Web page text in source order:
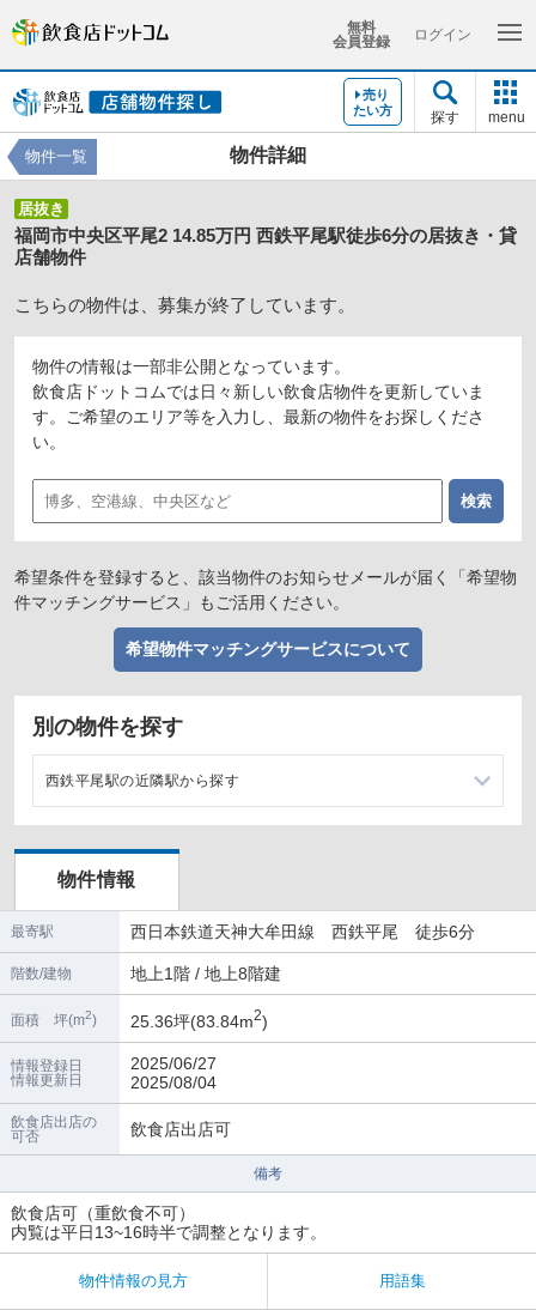
無料
会員登録
ログイン
売り
たい方
探す menu
物件詳細
物件一覧
居抜き
福岡市中央区平尾2 14.85万円 西鉄平尾駅徒歩6分の居抜き・貸
店舗物件
こちらの物件は、募集が終了しています。
物件の情報は一部非公開となっています。
飲食店ドットコムでは日々新しい飲食店物件を更新していま
す。ご希望のエリア等を入力し、最新の物件をお探しくださ
い。
希望条件を登録すると、該当物件のお知らせメールが届く「希望物
件マッチングサービス」もご活用ください。
希望物件マッチングサービスについて
別の物件を探す
西鉄平尾駅の近隣駅から探す
薬院駅の店舗物件・貸店舗・テナント一覧
大橋駅の店舗物件・貸店舗・テナント一覧
西鉄福岡（天神）駅の店舗物件・貸店舗・テナント一覧
物件情報
最寄駅 西日本鉄道天神大牟田線 西鉄平尾 徒歩6分
階数/建物 地上1階 / 地上8階建
面積 坪(m2) 25.36坪(83.84m2)
情報登録日
情報更新日
2025/06/27
2025/08/04
飲食店出店の
可否
飲食店出店可
備考
飲食店可（重飲食不可）
内覧は平日13~16時半で調整となります。
物件情報の見方 用語集